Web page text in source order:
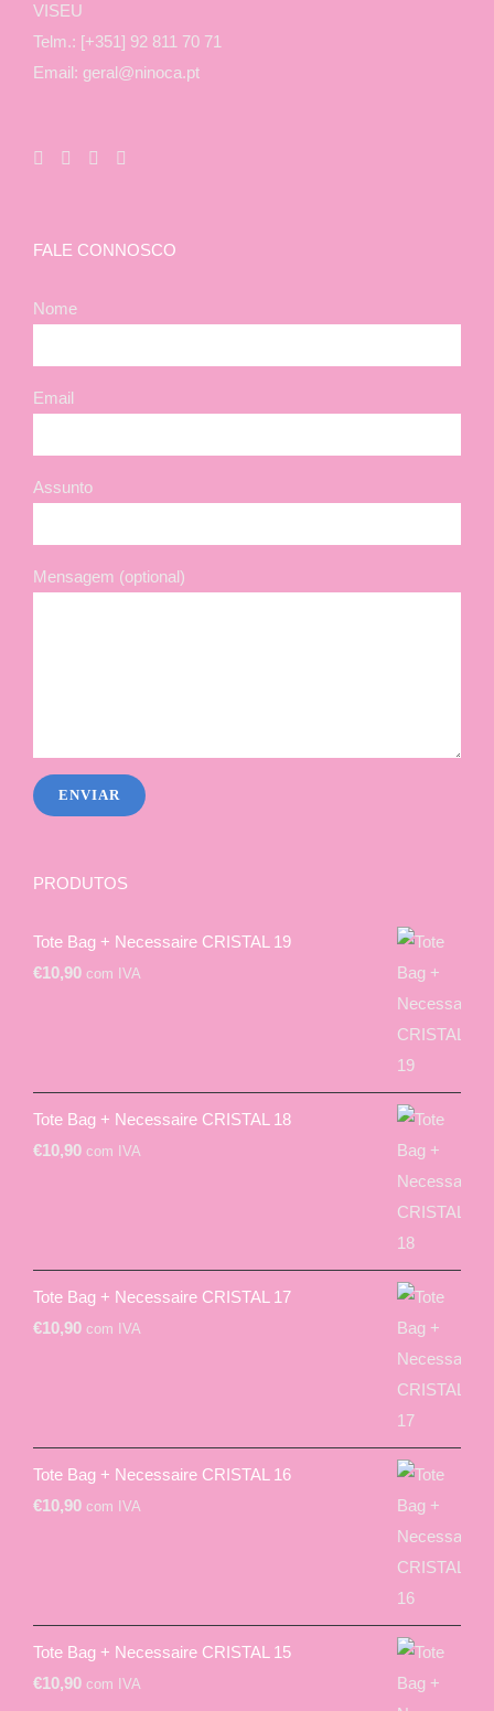
VISEU
Telm.: [+351] 92 811 70 71
Email: geral@ninoca.pt
FALE CONNOSCO
Nome
Email
Assunto
Mensagem (optional)
PRODUTOS
Tote Bag + Necessaire CRISTAL 19
€10,90 com IVA
Tote Bag + Necessaire CRISTAL 18
€10,90 com IVA
Tote Bag + Necessaire CRISTAL 17
€10,90 com IVA
Tote Bag + Necessaire CRISTAL 16
€10,90 com IVA
Tote Bag + Necessaire CRISTAL 15
€10,90 com IVA